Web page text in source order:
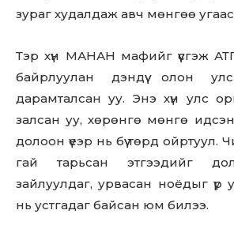
зураг худалдаж авч мөнгөө
Тэр хүн МАНАН мафийг үүсгэж
байрлуулан дэндүү олон
дарамталсан уу. Энэ хүн улс
залсан уу, хөрөнгө мөнгө идсэн
долоон үеэр нь бүү төрд ойртуул.
гай тарьсан этгээдийг
зайлуулдаг, урвасан ноёдыг үр
нь устгадаг байсан юм билээ.